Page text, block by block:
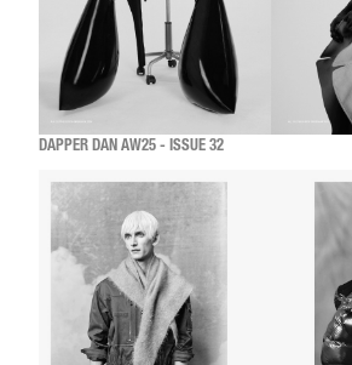
DAPPER DAN AW25 - ISSUE 32